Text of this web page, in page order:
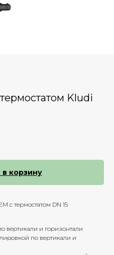
Kludi
корзину
с термостатом DN 15
вертикали и горизонтали
по вертикали и